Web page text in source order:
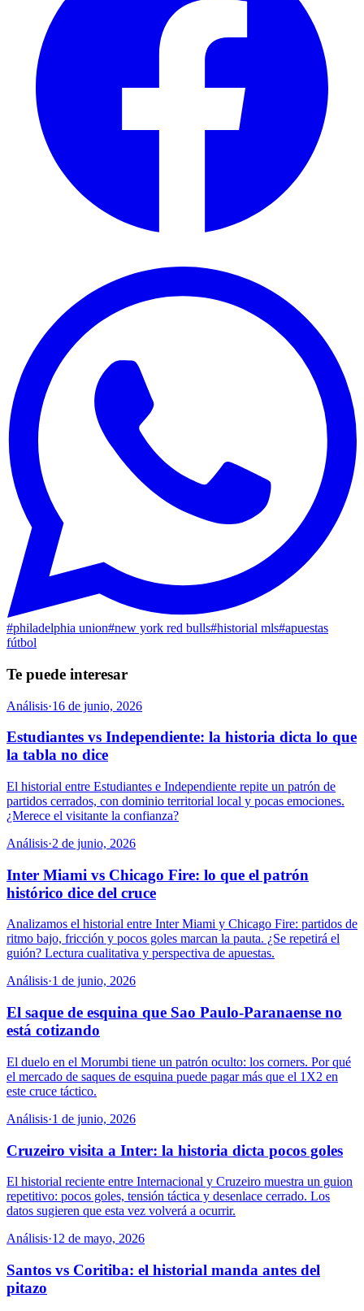
#philadelphia union#new york red bulls#historial mls#apuestas
fútbol
Te puede interesar
Análisis·16 de junio, 2026
Estudiantes vs Independiente: la historia dicta lo que
la tabla no dice
El historial entre Estudiantes e Independiente repite un patrón de
partidos cerrados, con dominio territorial local y pocas emociones.
¿Merece el visitante la confianza?
Análisis·2 de junio, 2026
Inter Miami vs Chicago Fire: lo que el patrón
histórico dice del cruce
Analizamos el historial entre Inter Miami y Chicago Fire: partidos de
ritmo bajo, fricción y pocos goles marcan la pauta. ¿Se repetirá el
guión? Lectura cualitativa y perspectiva de apuestas.
Análisis·1 de junio, 2026
El saque de esquina que Sao Paulo-Paranaense no
está cotizando
El duelo en el Morumbi tiene un patrón oculto: los corners. Por qué
el mercado de saques de esquina puede pagar más que el 1X2 en
este cruce táctico.
Análisis·1 de junio, 2026
Cruzeiro visita a Inter: la historia dicta pocos goles
El historial reciente entre Internacional y Cruzeiro muestra un guion
repetitivo: pocos goles, tensión táctica y desenlace cerrado. Los
datos sugieren que esta vez volverá a ocurrir.
Análisis·12 de mayo, 2026
Santos vs Coritiba: el historial manda antes del
pitazo